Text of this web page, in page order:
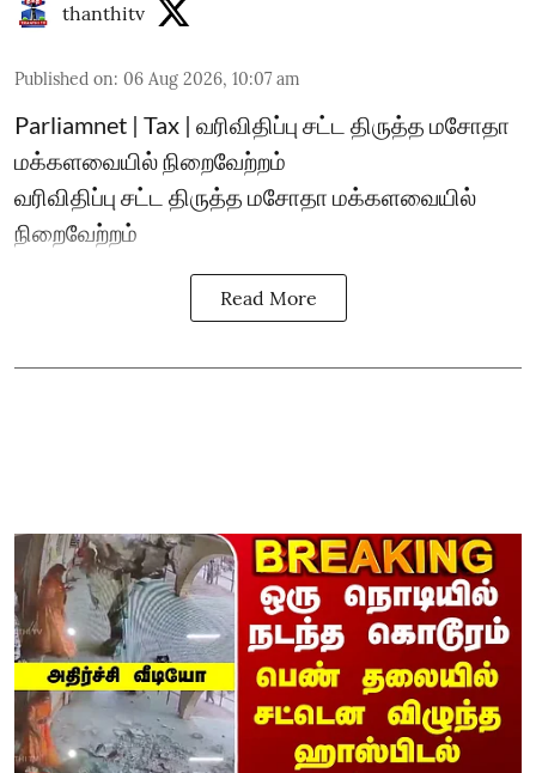
thanthitv
Published on: 06 Aug 2026, 10:07 am
Parliamnet | Tax | வரிவிதிப்பு சட்ட திருத்த மசோதா
மக்களவையில் நிறைவேற்றம்
வரிவிதிப்பு சட்ட திருத்த மசோதா மக்களவையில்
நிறைவேற்றம்
Read More